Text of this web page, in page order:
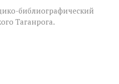
библиографический
Таганрога.